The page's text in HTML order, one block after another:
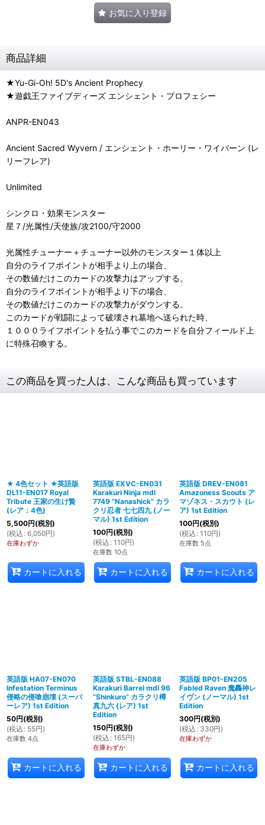
お気に入り登録
商品詳細
★Yu-Gi-Oh! 5D's Ancient Prophecy
★遊戯王ファイブディーズ エンシェント・プロフェシー
ANPR-EN043
Ancient Sacred Wyvern / エンシェント・ホーリー・ワイバーン (レ
リーフレア)
Unlimited
シンクロ・効果モンスター
星７/光属性/天使族/攻2100/守2000
光属性チューナー＋チューナー以外のモンスター１体以上
自分のライフポイントが相手より上の場合、
その数値だけこのカードの攻撃力はアップする。
自分のライフポイントが相手より下の場合、
その数値だけこのカードの攻撃力がダウンする。
このカードが戦闘によって破壊され墓地へ送られた時、
１０００ライフポイントを払う事でこのカードを自分フィールド上
に特殊召喚する。
この商品を買った人は、こんな商品も買っています
★ 4色セット ★英語版
DL11-EN017 Royal
Tribute 王家の生け贄
(レア：4色)
5,500円(税別)
(税込 : 6,050円)
在庫わずか
カートに入れる
英語版 EXVC-EN031
Karakuri Ninja mdl
7749 “Nanashick” カラ
クリ忍者 七七四九 (ノー
マル) 1st Edition
100円(税別)
(税込 : 110円)
在庫数 10点
カートに入れる
英語版 DREV-EN081
Amazoness Scouts ア
マゾネス・スカウト (レ
ア) 1st Edition
100円(税別)
(税込 : 110円)
在庫数 5点
カートに入れる
英語版 HA07-EN070
Infestation Terminus
侵略の侵喰崩壊 (スーパ
ーレア) 1st Edition
50円(税別)
(税込 : 55円)
在庫数 4点
カートに入れる
英語版 STBL-EN088
Karakuri Barrel mdl 96
“Shinkuro” カラクリ樽
真九六 (レア) 1st
Edition
150円(税別)
(税込 : 165円)
在庫わずか
カートに入れる
英語版 BP01-EN205
Fabled Raven 魔轟神レ
イヴン (ノーマル) 1st
Edition
300円(税別)
(税込 : 330円)
在庫わずか
カートに入れる